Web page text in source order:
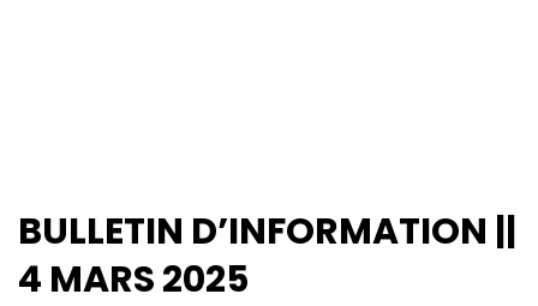
BULLETIN D’INFORMATION ||
4 MARS 2025